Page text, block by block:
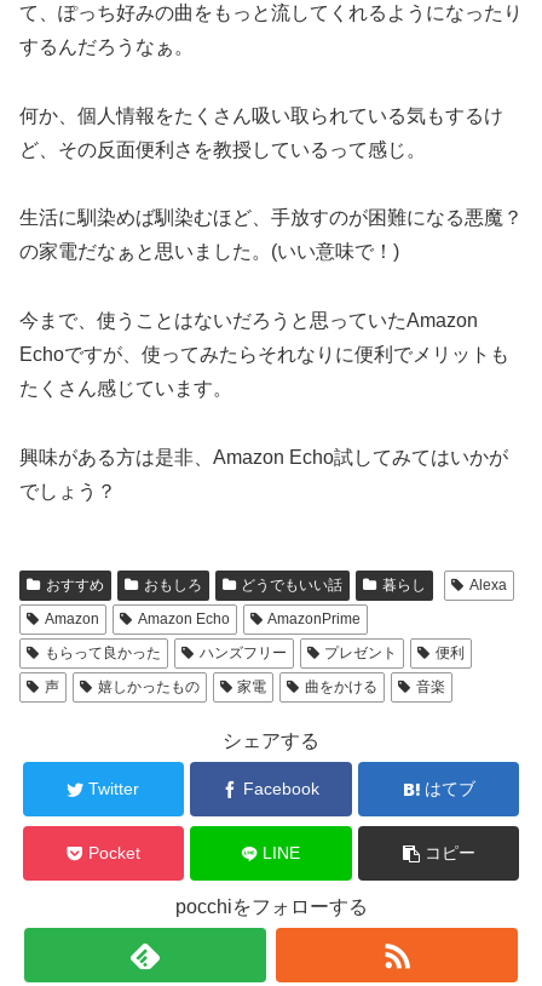
て、ぽっち好みの曲をもっと流してくれるようになったり
するんだろうなぁ。
何か、個人情報をたくさん吸い取られている気もするけ
ど、その反面便利さを教授しているって感じ。
生活に馴染めば馴染むほど、手放すのが困難になる悪魔？
の家電だなぁと思いました。(いい意味で！)
今まで、使うことはないだろうと思っていたAmazon
Echoですが、使ってみたらそれなりに便利でメリットも
たくさん感じています。
興味がある方は是非、Amazon Echo試してみてはいかが
でしょう？
おすすめ おもしろ どうでもいい話 暮らし
Alexa
Amazon
Amazon Echo
AmazonPrime
もらって良かった
ハンズフリー プレゼント
便利
声
嬉しかったもの 家電 曲をかける 音楽
シェアする
Twitter Facebook はてブ
Pocket LINE コピー
pocchiをフォローする